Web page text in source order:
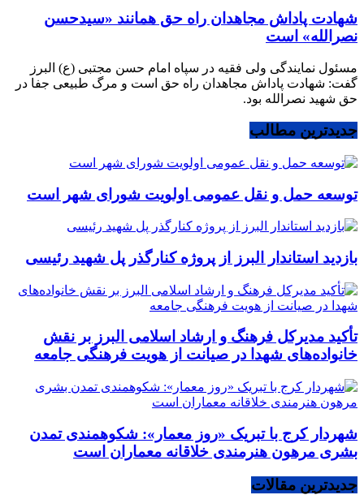
شهادت پاداش مجاهدان راه حق همانند «سیدحسن
نصرالله» است
مسئول نمایندگی ولی فقیه در سپاه امام حسن مجتبی (ع) البرز
گفت: شهادت پاداش مجاهدان راه حق است و مرگ طبیعی جفا در
حق شهید نصرالله بود.
جدیدترین مطالب
توسعه حمل و نقل عمومی اولویت شورای شهر است
بازدید استاندار البرز از پروژه کنارگذر پل شهید رئیسی
تأکید مدیرکل فرهنگ و ارشاد اسلامی البرز بر نقش
خانواده‌های شهدا در صیانت از هویت فرهنگی جامعه
شهردار کرج با تبریک «روز معمار»: شکوهمندی تمدن
بشری مرهون هنرمندی خلاقانه معماران است
جدیدترین مقالات